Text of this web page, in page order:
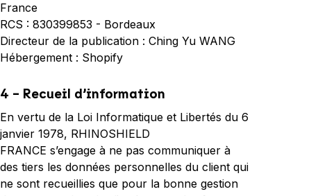
France
RCS : 830399853 - Bordeaux
Directeur de la publication : Ching Yu WANG
Hébergement : Shopify
4 - Recueil d’information
En vertu de la Loi Informatique et Libertés du 6
janvier 1978, RHINOSHIELD
FRANCE s’engage à ne pas communiquer à
des tiers les données personnelles du client qui
ne sont recueillies que pour la bonne gestion